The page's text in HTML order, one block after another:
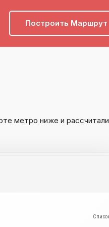
Построить Маршрут
метро ниже и рассчитали